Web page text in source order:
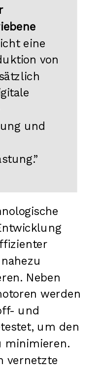
eine
von
und
Neben
werden
und
um den
minimieren.
vernetzte